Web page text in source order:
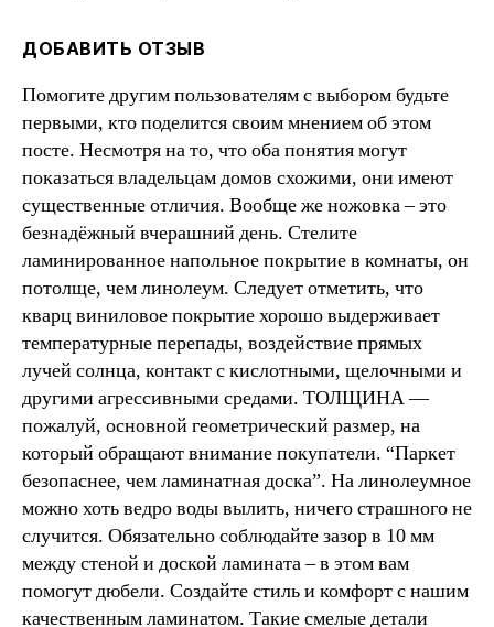
ДОБАВИТЬ ОТЗЫВ
Помогите другим пользователям с выбором будьте
первыми, кто поделится своим мнением об этом
посте. Несмотря на то, что оба понятия могут
показаться владельцам домов схожими, они имеют
существенные отличия. Вообще же ножовка – это
безнадёжный вчерашний день. Стелите
ламинированное напольное покрытие в комнаты, он
потолще, чем линолеум. Следует отметить, что
кварц виниловое покрытие хорошо выдерживает
температурные перепады, воздействие прямых
лучей солнца, контакт с кислотными, щелочными и
другими агрессивными средами. ТОЛЩИНА —
пожалуй, основной геометрический размер, на
который обращают внимание покупатели. “Паркет
безопаснее, чем ламинатная доска”. На линолеумное
можно хоть ведро воды вылить, ничего страшного не
случится. Обязательно соблюдайте зазор в 10 мм
между стеной и доской ламината – в этом вам
помогут дюбели. Создайте стиль и комфорт с нашим
качественным ламинатом. Такие смелые детали